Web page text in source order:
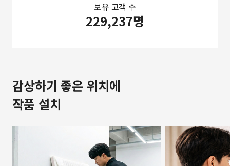
보유 고객 수
229,237명
감상하기 좋은 위치에
작품 설치